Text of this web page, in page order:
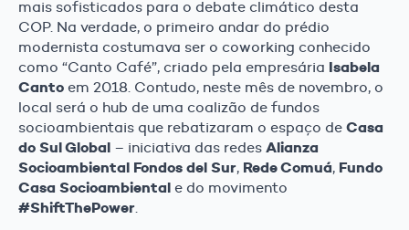
mais sofisticados para o debate climático desta
COP. Na verdade, o primeiro andar do prédio
modernista costumava ser o coworking conhecido
como “Canto Café”, criado pela empresária Isabela
Canto em 2018. Contudo, neste mês de novembro, o
local será o hub de uma coalizão de fundos
socioambientais que rebatizaram o espaço de Casa
do Sul Global – iniciativa das redes Alianza
Socioambiental Fondos del Sur, Rede Comuá, Fundo
Casa Socioambiental e do movimento
#ShiftThePower